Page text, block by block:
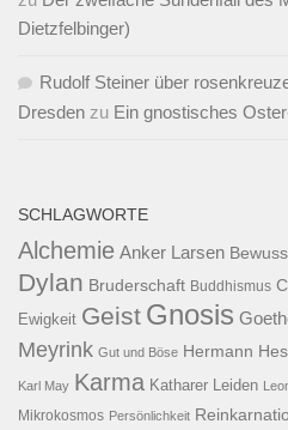
Dietzfelbinger)
Rudolf Steiner über
Dresden zu Ein gnostisches
SCHLAGWORTE
Alchemie Anker Larsen
Dylan Bruderschaft Buddhismus
Ewigkeit Geist Gnosis
Meyrink Gut und Böse Hermann
Karl May Karma Katharer Leiden
Mikrokosmos Persönlichkeit